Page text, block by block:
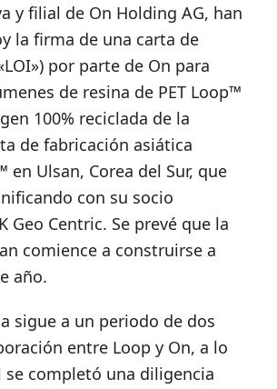
y filial de On Holding AG, han
la firma de una carta de
por parte de On para
de resina de PET Loop™
100% reciclada de la
de fabricación asiática
Ulsan, Corea del Sur, que
con su socio
Geo Centric. Se prevé que la
comience a construirse a
año.
sigue a un periodo de dos
entre Loop y On, a lo
se completó una diligencia